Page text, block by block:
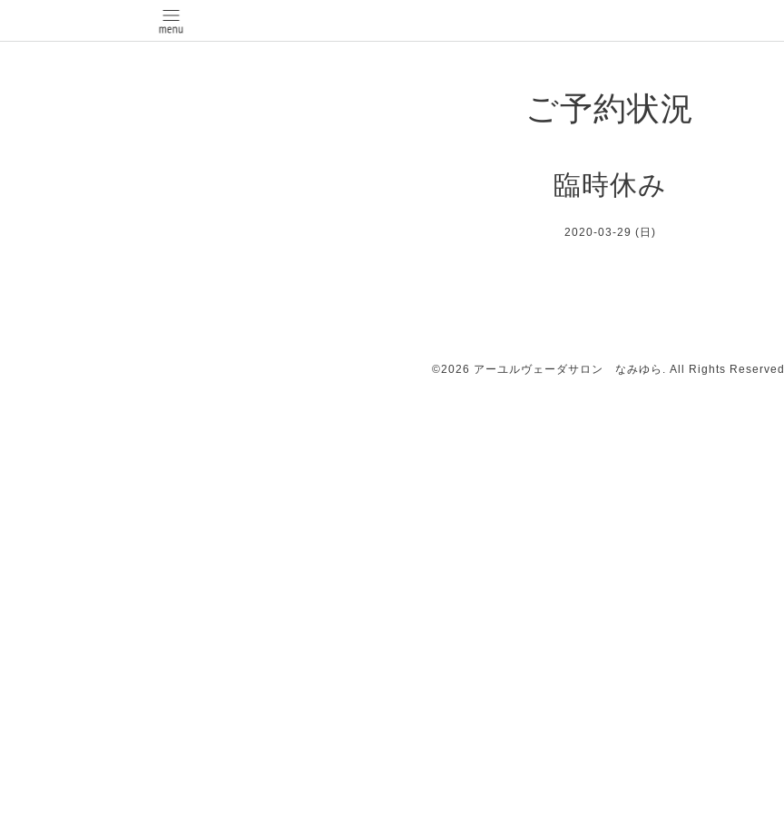
ご予約状況
臨時休み
2020-03-29 (日)
©2026 アーユルヴェーダサロン なみゆら . All Rights Reserved.